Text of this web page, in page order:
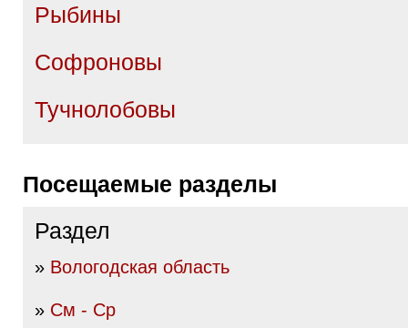
Рыбины
Софроновы
Тучнолобовы
Посещаемые разделы
Раздел
» Вологодская область
» См - Ср